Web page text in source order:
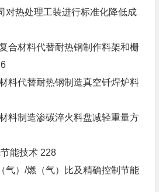
对热处理工装进行标准化降低成
合材料代替耐热钢制作料架和栅
料代替耐热钢制造真空钎焊炉料
料制造渗碳淬火料盘减轻重量方
能技术 228
气）/燃（气）比及精确控制节能